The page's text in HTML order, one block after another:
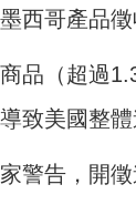
西哥產品徵
品（超過
致美國整體
警告，開